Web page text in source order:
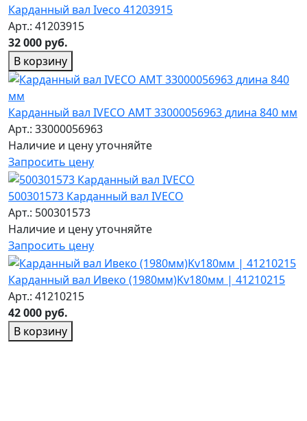
Карданный вал Iveco 41203915
Арт.: 41203915
32 000 руб.
В корзину
Карданный вал IVECO AMT 33000056963 длина 840 мм
Арт.: 33000056963
Наличие и цену уточняйте
Запросить цену
500301573 Карданный вал IVECO
Арт.: 500301573
Наличие и цену уточняйте
Запросить цену
Карданный вал Ивеко (1980мм)Kv180мм | 41210215
Арт.: 41210215
42 000 руб.
В корзину